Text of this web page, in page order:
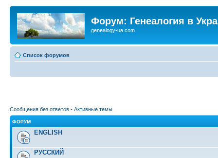
Форум: Генеалогия в
genealogy-ua.com
Список форумов
Сообщения без ответов • Активные темы
ФОРУМ
ENGLISH
РУССКИЙ